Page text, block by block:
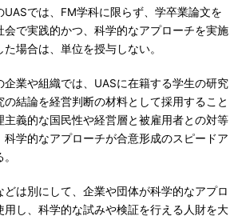
では、FM学科に限らず、学卒業論文を
会で実践的かつ、科学的なアプローチを実施
場合は、単位を授与しない。
業や組織では、UASに在籍する学生の研究
結論を経営判断の材料として採用すること
主義的な国民性や経営層と被雇用者との対等
科学的なアプローチが合意形成のスピードア
は別にして、企業や団体が科学的なアプロ
用し、科学的な試みや検証を行える人財を大